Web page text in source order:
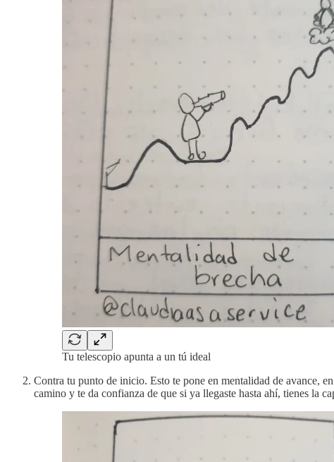
Tu telescopio apunta a un tú ideal
Contra tu punto de inicio. Esto te pone en mentalidad de avance,
camino y te da confianza de que si ya llegaste hasta ahí, tienes la